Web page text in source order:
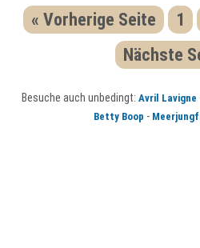
« Vorherige Seite 1
Nächste
Besuche auch unbedingt: Avril Lavigne
Betty Boop -